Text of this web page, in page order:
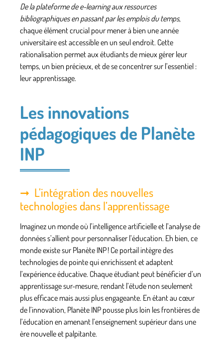
De la plateforme de e-learning aux ressources
bibliographiques en passant par les emplois du temps,
chaque élément crucial pour mener à bien une année
universitaire est accessible en un seul endroit. Cette
rationalisation permet aux étudiants de mieux gérer leur
temps, un bien précieux, et de se concentrer sur l’essentiel :
leur apprentissage.
Les innovations
pédagogiques de Planète
INP
L’intégration des nouvelles
technologies dans l’apprentissage
Imaginez un monde où l’intelligence artificielle et l’analyse de
données s’allient pour personnaliser l’éducation. Eh bien, ce
monde existe sur Planète INP ! Ce portail intègre des
technologies de pointe qui enrichissent et adaptent
l’expérience éducative. Chaque étudiant peut bénéficier d’un
apprentissage sur-mesure, rendant l’étude non seulement
plus efficace mais aussi plus engageante. En étant au cœur
de l’innovation, Planète INP pousse plus loin les frontières de
l’éducation en amenant l’enseignement supérieur dans une
ère nouvelle et palpitante.